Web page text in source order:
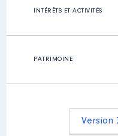
INTÉRÊTS ET ACTIVITÉS
PATRIMOINE
Version